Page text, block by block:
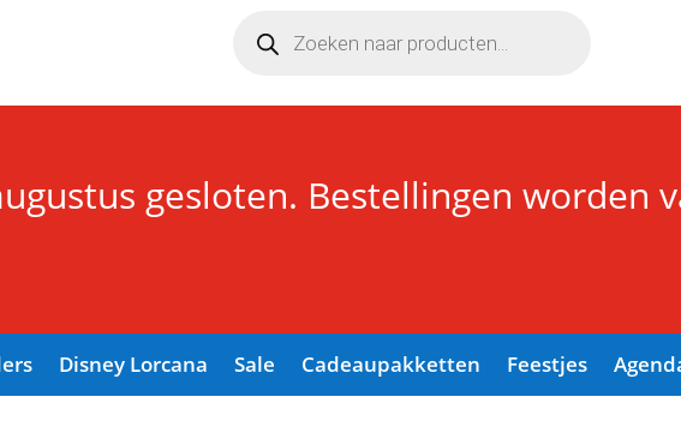
zoeken
gesloten. Bestellingen worden
Disney Lorcana Sale Cadeaupakketten Feestjes